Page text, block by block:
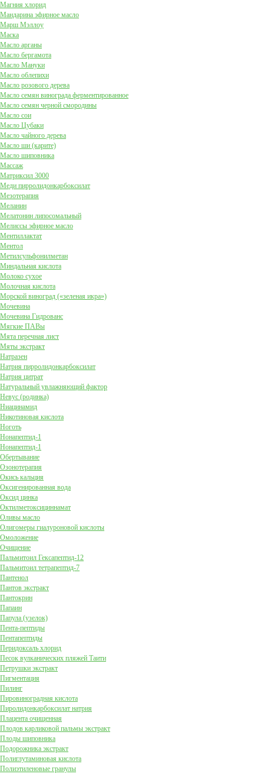
Магния хлорид
Мандарина эфирное масло
Марш Мэллоу
Маска
Масло арганы
Масло бергамота
Масло Мануки
Масло облепихи
Масло розового дерева
Масло семян винограда ферментированное
Масло семян черной смородины
Масло сои
Масло Цубаки
Масло чайного дерева
Масло ши (карите)
Масло шиповника
Массаж
Матриксил 3000
Меди пирролидонкарбоксилат
Мезотерапия
Меланин
Мелатонин липосомальный
Мелиссы эфирное масло
Ментиллактат
Ментол
Метилсульфонилметан
Миндальная кислота
Молоко сухое
Молочная кислота
Морской виноград («зеленая икра»)
Мочевина
Мочевина Гидрованс
Мягкие ПАВы
Мята перечная лист
Мяты экстракт
Натразен
Натрия пирролидонкарбоксилат
Натрия цитрат
Натуральный увлажняющий фактор
Невус (родинка)
Ниацинамид
Никотиновая кислота
Ноготь
Нонапептид-1
Нонапептид-1
Обертывание
Озонотерапия
Окись кальция
Оксигенированная вода
Оксид цинка
Октилметоксициннамат
Оливы масло
Олигомеры гиалуроновой кислоты
Омоложение
Очищение
Пальмитоил Гексапептид-12
Пальмитоил тетрапептид-7
Пантенол
Пантов экстракт
Пантокрин
Папаин
Папула (узелок)
Пента-пептиды
Пентапептиды
Перидоксаль хлорид
Песок вулканических пляжей Таити
Петрушки экстракт
Пигментация
Пилинг
Пировиноградная кислота
Пиролидонкарбоксилат натрия
Плацента очищенная
Плодов карликовой пальмы экстракт
Плоды шиповника
Подорожника экстракт
Полиглутаминовая кислота
Полиэтиленовые гранулы